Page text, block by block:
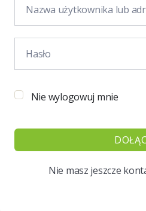
Nie wylogowuj mnie
Nie masz jeszcze